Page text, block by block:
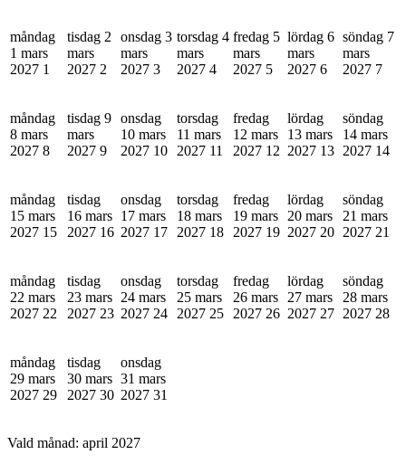
måndag
1 mars
2027 1
tisdag 2
mars
2027 2
onsdag 3
mars
2027 3
torsdag 4
mars
2027 4
fredag 5
mars
2027 5
lördag 6
mars
2027 6
söndag 7
mars
2027 7
måndag
8 mars
2027 8
tisdag 9
mars
2027 9
onsdag
10 mars
2027 10
torsdag
11 mars
2027 11
fredag
12 mars
2027 12
lördag
13 mars
2027 13
söndag
14 mars
2027 14
måndag
15 mars
2027 15
tisdag
16 mars
2027 16
onsdag
17 mars
2027 17
torsdag
18 mars
2027 18
fredag
19 mars
2027 19
lördag
20 mars
2027 20
söndag
21 mars
2027 21
måndag
22 mars
2027 22
tisdag
23 mars
2027 23
onsdag
24 mars
2027 24
torsdag
25 mars
2027 25
fredag
26 mars
2027 26
lördag
27 mars
2027 27
söndag
28 mars
2027 28
måndag
29 mars
2027 29
tisdag
30 mars
2027 30
onsdag
31 mars
2027 31
Vald månad: april 2027